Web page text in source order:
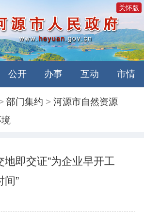
关怀版
公开 办事 互动 市情
部门集约 >河源市自然资源
地即交证”为企业早开工
间”